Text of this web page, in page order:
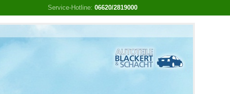
Service-Hotline: 06620/2819000